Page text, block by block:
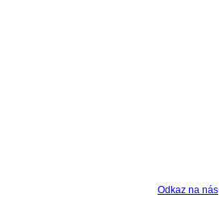
Odkaz na nás